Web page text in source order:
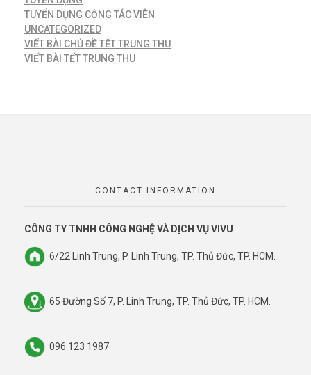
TUYỂN DỤNG CỘNG TÁC VIÊN
UNCATEGORIZED
VIẾT BÀI CHỦ ĐỀ TẾT TRUNG THU
VIẾT BÀI TẾT TRUNG THU
CONTACT INFORMATION
CÔNG TY TNHH CÔNG NGHỆ VÀ DỊCH VỤ VIVU
6/22 Linh Trung, P. Linh Trung, TP. Thủ Đức, TP. HCM.
65 Đường Số 7, P. Linh Trung, TP. Thủ Đức, TP. HCM.
096 123 1987